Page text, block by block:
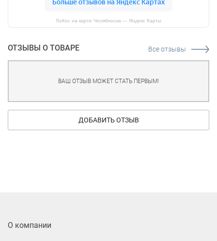
ЛоКос на карте Челябинска — Яндекс Карты
ОТЗЫВЫ О ТОВАРЕ Все отзывы
ВАШ ОТЗЫВ МОЖЕТ СТАТЬ ПЕРВЫМ!
ДОБАВИТЬ ОТЗЫВ
О компании